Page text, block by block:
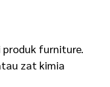
produk furniture.
zat kimia